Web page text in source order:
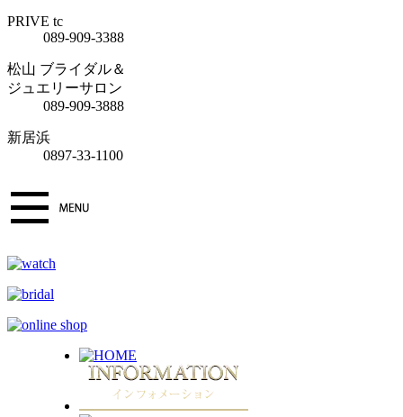
PRIVE tc
089-909-3388
松山 ブライダル＆
ジュエリーサロン
089-909-3888
新居浜
0897-33-1100